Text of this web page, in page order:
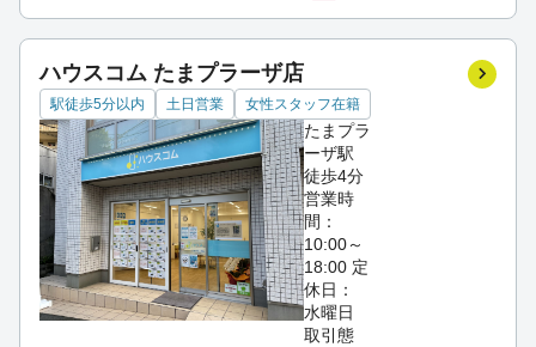
ハウスコム たまプラーザ店
駅徒歩5分以内 土日営業 女性スタッフ在籍
たまプラ
ーザ駅
徒歩4分
営業時
間：
10:00～
18:00 定
休日：
水曜日
取引態